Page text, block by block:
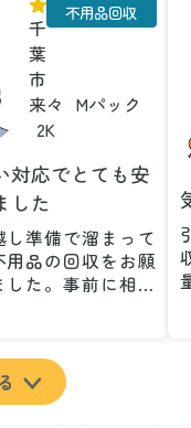
千
葉
市
来々
Mパック
2K
不用品回収
対応でとても安
した
し準備で溜まって
用品の回収をお願
した。事前に相談
ました。特に、
や壊れた家電な
が難しいものが